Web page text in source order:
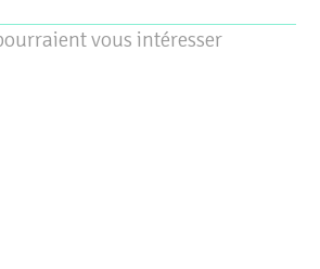
vous intéresser